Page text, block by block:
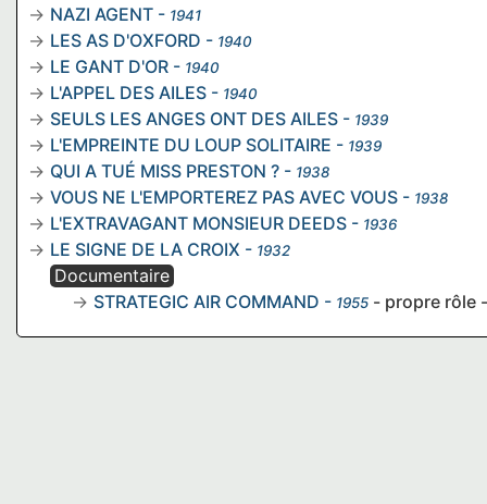
NAZI AGENT - 1941
LES AS D'OXFORD - 1940
LE GANT D'OR - 1940
L'APPEL DES AILES - 1940
SEULS LES ANGES ONT DES AILES - 1939
L'EMPREINTE DU LOUP SOLITAIRE - 1939
QUI A TUÉ MISS PRESTON ? - 1938
VOUS NE L'EMPORTEREZ PAS AVEC VOUS - 1938
L'EXTRAVAGANT MONSIEUR DEEDS - 1936
LE SIGNE DE LA CROIX - 1932
Documentaire
STRATEGIC AIR COMMAND - 1955 - propre rôle -